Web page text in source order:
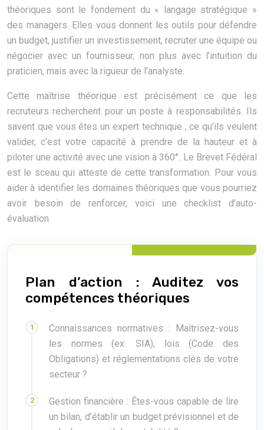
théoriques sont le fondement du « langage stratégique »
des managers. Elles vous donnent les outils pour défendre
un budget, justifier un investissement, recruter une équipe ou
négocier avec un fournisseur, non plus avec l’intuition du
praticien, mais avec la rigueur de l’analyste.
Cette maîtrise théorique est précisément ce que les
recruteurs recherchent pour un poste à responsabilités. Ils
savent que vous êtes un expert technique ; ce qu’ils veulent
valider, c’est votre capacité à prendre de la hauteur et à
piloter une activité avec une vision à 360°. Le Brevet Fédéral
est le sceau qui atteste de cette transformation. Pour vous
aider à identifier les domaines théoriques que vous pourriez
avoir besoin de renforcer, voici une checklist d’auto-
évaluation.
Plan d’action : Auditez vos
compétences théoriques
Connaissances normatives : Maîtrisez-vous
les normes (ex: SIA), lois (Code des
Obligations) et réglementations clés de votre
secteur ?
Gestion financière : Êtes-vous capable de lire
un bilan, d’établir un budget prévisionnel et de